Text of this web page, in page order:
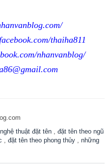
thaiha811
nhanvanblog/
thuật đặt tên , đặt tên theo ngũ
, đặt tên theo phong thủy , những